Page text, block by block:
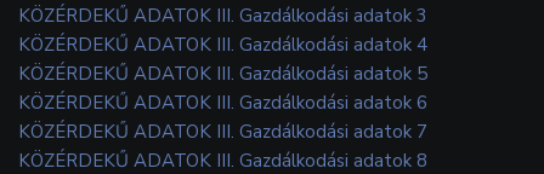
KÖZÉRDEKŰ ADATOK III. Gazdálkodási adatok 3
KÖZÉRDEKŰ ADATOK III. Gazdálkodási adatok 4
KÖZÉRDEKŰ ADATOK III. Gazdálkodási adatok 5
KÖZÉRDEKŰ ADATOK III. Gazdálkodási adatok 6
KÖZÉRDEKŰ ADATOK III. Gazdálkodási adatok 7
KÖZÉRDEKŰ ADATOK III. Gazdálkodási adatok 8